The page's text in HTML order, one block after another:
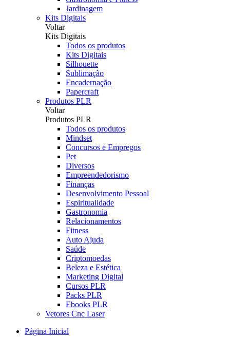
Jardinagem
Kits Digitais
Voltar
Kits Digitais
Todos os produtos
Kits Digitais
Silhouette
Sublimação
Encadernação
Papercraft
Produtos PLR
Voltar
Produtos PLR
Todos os produtos
Mindset
Concursos e Empregos
Pet
Diversos
Empreendedorismo
Finanças
Desenvolvimento Pessoal
Espiritualidade
Gastronomia
Relacionamentos
Fitness
Auto Ajuda
Saúde
Criptomoedas
Beleza e Estética
Marketing Digital
Cursos PLR
Packs PLR
Ebooks PLR
Vetores Cnc Laser
Página Inicial